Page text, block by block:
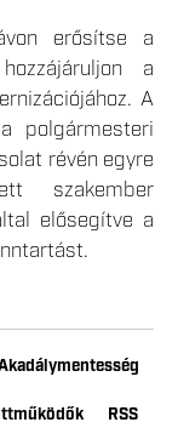
erősítse a
a
A
polgármesteri
révén egyre
szakember
elősegítve a
RSS